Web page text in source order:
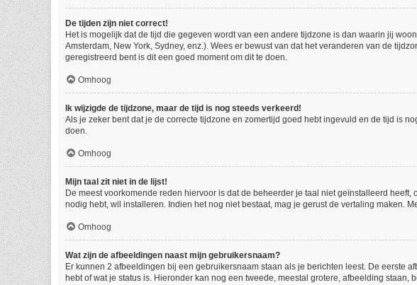
De tijden zijn niet correct!
Het is mogelijk dat de tijd die gegeven wordt van een andere tijdzone is dan waarin jij
Amsterdam, New York, Sydney, enz.). Wees er bewust van dat het veranderen van de
geregistreerd bent is dit een goed moment om dit te doen.
Omhoog
Ik wijzigde de tijdzone, maar de tijd is nog steeds verkeerd!
Als je zeker bent dat je de correcte tijdzone en zomertijd goed hebt ingevuld en de tijd is
doen.
Omhoog
Mijn taal zit niet in de lijst!
De meest voorkomende reden hiervoor is dat de beheerder je taal niet geïnstalleerd
nodig hebt, wil installeren. Indien het nog niet bestaat, mag je gerust de vertaling maken.
Omhoog
Wat zijn de afbeeldingen naast mijn gebruikersnaam?
Er kunnen 2 afbeeldingen bij een gebruikersnaam staan als je berichten leest. De eerste
hebt of wat je status is. Hieronder kan nog een tweede, meestal grotere, afbeelding